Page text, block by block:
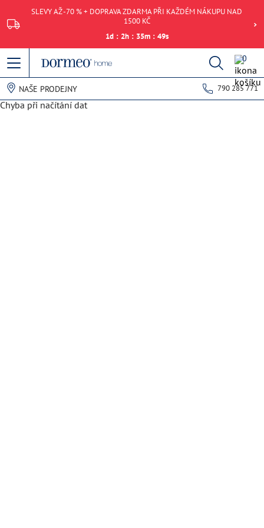
SLEVY AŽ -70 % + DOPRAVA ZDARMA PŘI KAŽDÉM NÁKUPU NAD
1500 KČ
1d : 2h : 35m : 49s
0
NAŠE PRODEJNY 790 285 771
Chyba při načítání dat